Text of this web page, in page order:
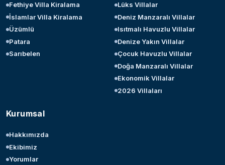
Fethiye Villa Kiralama
İslamlar Villa Kiralama
Üzümlü
Patara
Sarıbelen
Lüks Villalar
Deniz Manzaralı Villalar
Isıtmalı Havuzlu Villalar
Denize Yakın Villalar
Çocuk Havuzlu Villalar
Doğa Manzaralı Villalar
Ekonomik Villalar
2026 Villaları
Kurumsal
Hakkımızda
Ekibimiz
Yorumlar